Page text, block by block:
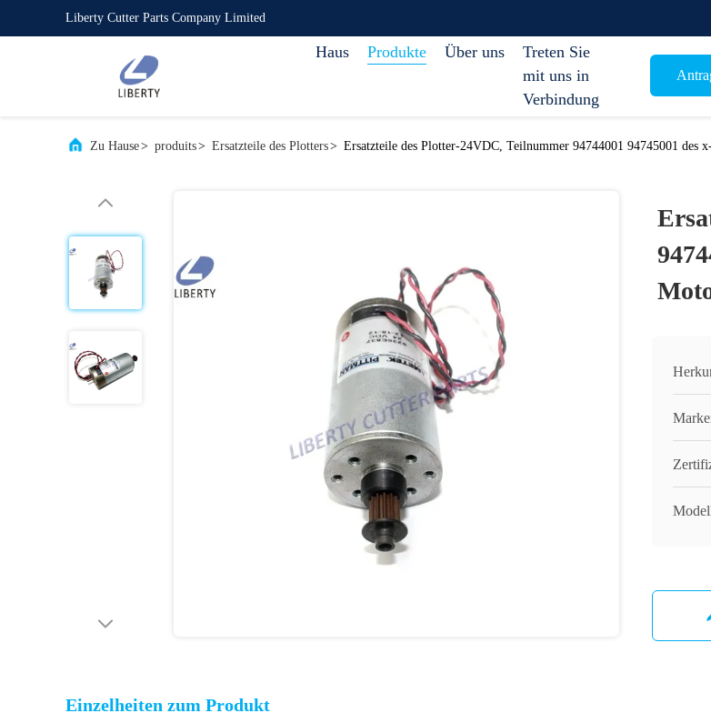
Liberty Cutter Parts Company Limited
Haus Produkte Über uns
Treten Sie
mit uns in
Verbindung
Zu Hause> produits> Ersatzteile des Plotters> Ersatzteile des Plotter-24VDC, Teilnummer 94744001 94745001 des
Einzelheiten zum Produkt